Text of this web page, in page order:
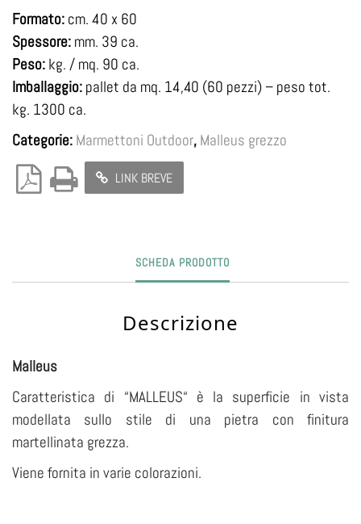
Formato: cm. 40 x 60
Spessore: mm. 39 ca.
Peso: kg. / mq. 90 ca.
Imballaggio: pallet da mq. 14,40 (60 pezzi) – peso tot.
kg. 1300 ca.
Categorie: Marmettoni Outdoor, Malleus grezzo
LINK BREVE
SCHEDA PRODOTTO
Descrizione
Malleus
Caratteristica di “MALLEUS“ è la superficie in vista
modellata sullo stile di una pietra con finitura
martellinata grezza.
Viene fornita in varie colorazioni.